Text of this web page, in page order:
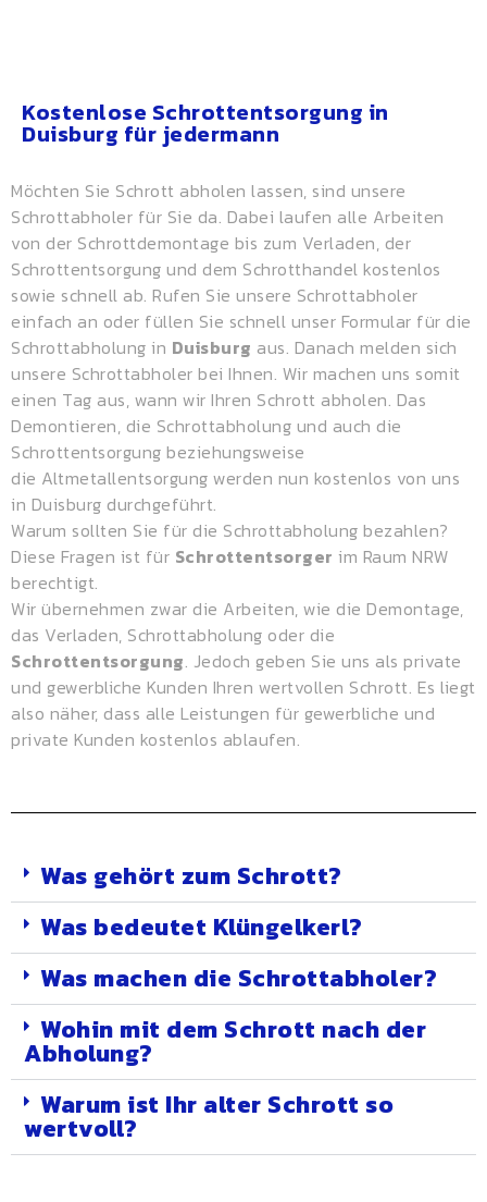
Kostenlose Schrottentsorgung in
Duisburg für jedermann
Möchten Sie Schrott abholen lassen, sind unsere
Schrottabholer für Sie da. Dabei laufen alle Arbeiten
von der Schrottdemontage bis zum Verladen, der
Schrottentsorgung und dem Schrotthandel kostenlos
sowie schnell ab. Rufen Sie unsere Schrottabholer
einfach an oder füllen Sie schnell unser Formular für die
Schrottabholung in Duisburg aus. Danach melden sich
unsere Schrottabholer bei Ihnen. Wir machen uns somit
einen Tag aus, wann wir Ihren Schrott abholen. Das
Demontieren, die Schrottabholung und auch die
Schrottentsorgung beziehungsweise
die Altmetallentsorgung werden nun kostenlos von uns
in Duisburg durchgeführt.
Warum sollten Sie für die Schrottabholung bezahlen?
Diese Fragen ist für Schrottentsorger im Raum NRW
berechtigt.
Wir übernehmen zwar die Arbeiten, wie die Demontage,
das Verladen, Schrottabholung oder die
Schrottentsorgung. Jedoch geben Sie uns als private
und gewerbliche Kunden Ihren wertvollen Schrott. Es liegt
also näher, dass alle Leistungen für gewerbliche und
private Kunden kostenlos ablaufen.
Was gehört zum Schrott?
Was bedeutet Klüngelkerl?
Was machen die Schrottabholer?
Wohin mit dem Schrott nach der
Abholung?
Warum ist Ihr alter Schrott so
wertvoll?